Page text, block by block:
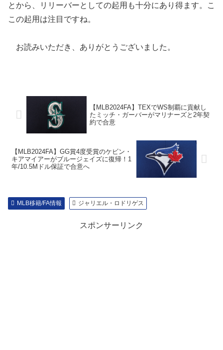
とから、リリーバーとしての起用も十分にあり得ます。こ
この起用は注目ですね。
お読みいただき、ありがとうございました。
【MLB2024FA】TEXでWS制覇に貢献し
たミッチ・ガーバーがマリナーズと2年契
約で合意
【MLB2024FA】GG賞4度受賞のケビン・
キアマイアーがブルージェイズに復帰！1
年/10.5Mドル保証で合意へ
MLB移籍/FA情報 ジャリエル・ロドリゲス
スポンサーリンク